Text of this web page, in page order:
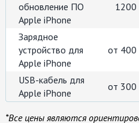
обновление ПО
Apple iPhone
1200
Зарядное
устройство для
Apple iPhone
от 400
USB-кабель для
Apple iPhone
от 300
*Все цены являются